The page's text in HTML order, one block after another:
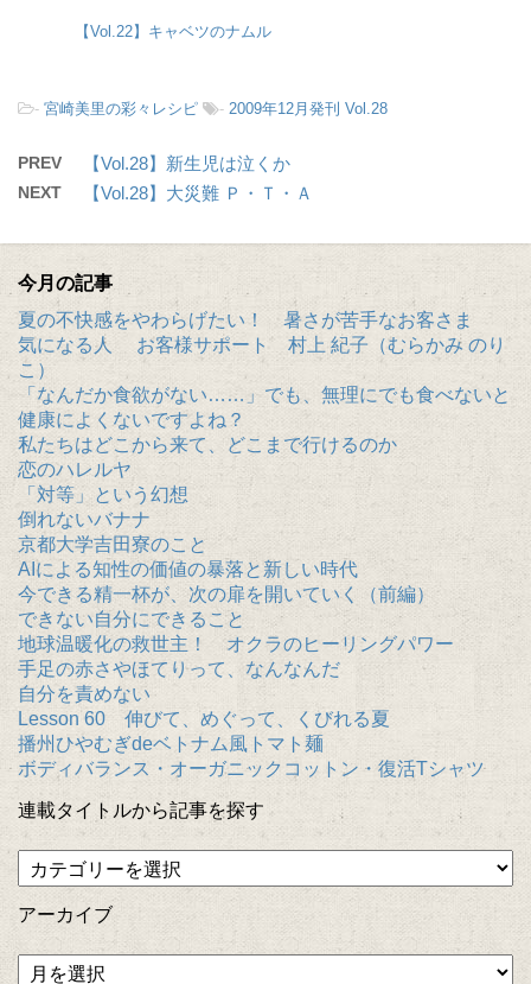
【Vol.22】キャベツのナムル
- 宮崎美里の彩々レシピ - 2009年12月発刊 Vol.28
PREV 【Vol.28】新生児は泣くか
NEXT 【Vol.28】大災難 Ｐ・Ｔ・Ａ
今月の記事
夏の不快感をやわらげたい！ 暑さが苦手なお客さま
気になる人 お客様サポート 村上 紀子（むらかみ のり
こ）
「なんだか食欲がない……」でも、無理にでも食べないと
健康によくないですよね？
私たちはどこから来て、どこまで行けるのか
恋のハレルヤ
「対等」という幻想
倒れないバナナ
京都大学吉田寮のこと
AIによる知性の価値の暴落と新しい時代
今できる精一杯が、次の扉を開いていく（前編）
できない自分にできること
地球温暖化の救世主！ オクラのヒーリングパワー
手足の赤さやほてりって、なんなんだ
自分を責めない
Lesson 60 伸びて、めぐって、くびれる夏
播州ひやむぎdeベトナム風トマト麺
ボディバランス・オーガニックコットン・復活Tシャツ
連載タイトルから記事を探す
アーカイブ